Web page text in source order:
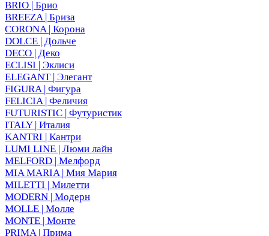
BRIO | Брио
BREEZA | Бриза
CORONA | Корона
DOLCE | Дольче
DECO | Деко
ECLISI | Эклиси
ELEGANT | Элегант
FIGURA | Фигура
FELICIA | Феличия
FUTURISTIC | Футуристик
ITALY | Италия
KANTRI | Кантри
LUMI LINE | Люми лайн
MELFORD | Мелфорд
MIA MARIA | Мия Мария
MILETTI | Милетти
MODERN | Модерн
MOLLE | Молле
MONTE | Монте
PRIMA | Прима